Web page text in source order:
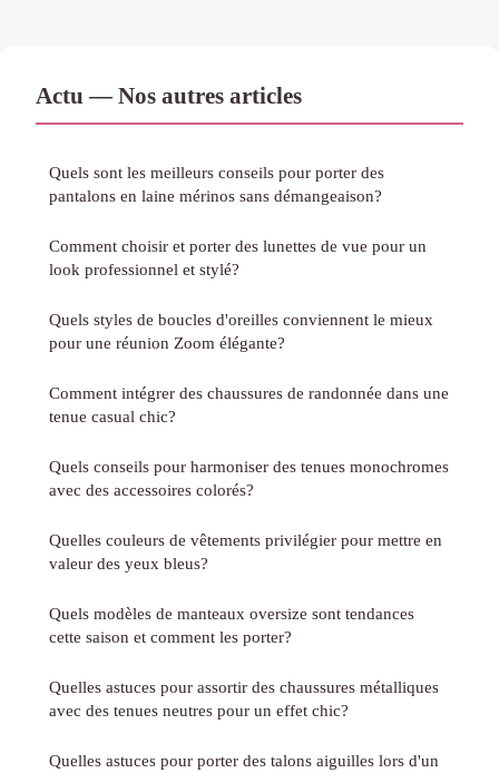
Actu — Nos autres articles
Quels sont les meilleurs conseils pour porter des
pantalons en laine mérinos sans démangeaison?
Comment choisir et porter des lunettes de vue pour un
look professionnel et stylé?
Quels styles de boucles d'oreilles conviennent le mieux
pour une réunion Zoom élégante?
Comment intégrer des chaussures de randonnée dans une
tenue casual chic?
Quels conseils pour harmoniser des tenues monochromes
avec des accessoires colorés?
Quelles couleurs de vêtements privilégier pour mettre en
valeur des yeux bleus?
Quels modèles de manteaux oversize sont tendances
cette saison et comment les porter?
Quelles astuces pour assortir des chaussures métalliques
avec des tenues neutres pour un effet chic?
Quelles astuces pour porter des talons aiguilles lors d'un